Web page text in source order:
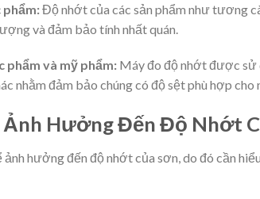
phẩm:Độ nhớt của các sản phẩm như tương
và đảm bảo tính nhất quán.
phẩm và mỹ phẩm: Máy đo độ nhớt được sử
nhằm đảm bảo chúng có độ sệt phù hợp
Ảnh Hưởng Đến Độ Nhớt
ảnh hưởng đến độ nhớt của sơn, do đó cần